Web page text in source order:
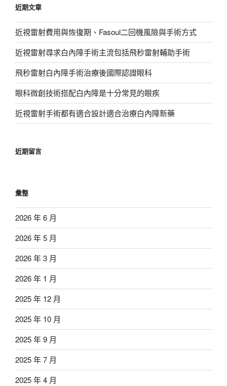
字:
近期文章
近視雷射費用與恢復期、Fasoul二回機風險與手術方式
近視雷射尋求白內障手術主流包括飛秒雷射輔助手術
飛秒雷射白內障手術治療後國際認證眼科
眼科微創技術搭配白內障是十分常見的眼疾
近視雷射手術都有適合設計適合治療白內障新藥
近期留言
彙整
2026 年 6 月
2026 年 5 月
2026 年 3 月
2026 年 1 月
2025 年 12 月
2025 年 10 月
2025 年 9 月
2025 年 7 月
2025 年 4 月